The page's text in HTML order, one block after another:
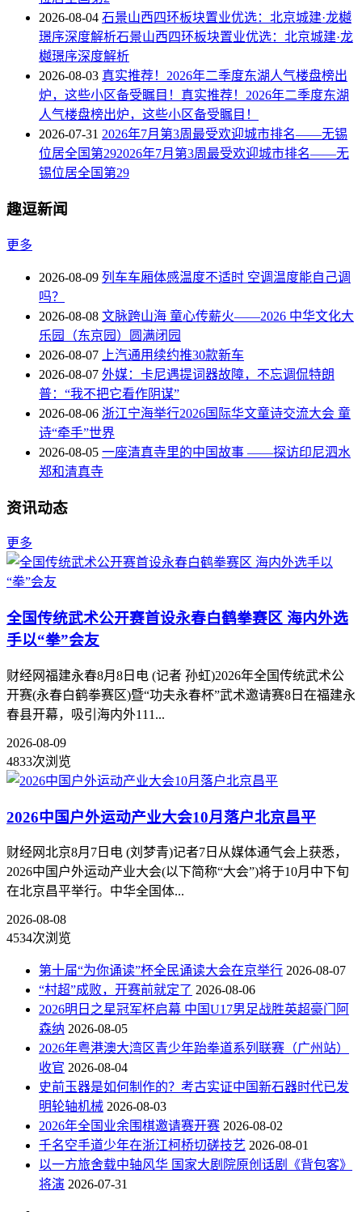
2026-08-04 石景山西四环板块置业优选：北京城建·龙樾
璟序深度解析石景山西四环板块置业优选：北京城建·龙
樾璟序深度解析
2026-08-03 真实推荐！2026年二季度东湖人气楼盘榜出
炉，这些小区备受瞩目！真实推荐！2026年二季度东湖
人气楼盘榜出炉，这些小区备受瞩目！
2026-07-31 2026年7月第3周最受欢迎城市排名——无锡
位居全国第292026年7月第3周最受欢迎城市排名——无
锡位居全国第29
趣逗新闻
更多
2026-08-09 列车车厢体感温度不适时 空调温度能自己调
吗？
2026-08-08 文脉跨山海 童心传薪火——2026 中华文化大
乐园（东京园）圆满闭园
2026-08-07
上汽通用续约推30款新车
2026-08-07 外媒：卡尼遇提词器故障，不忘调侃特朗
普：“我不把它看作阴谋”
2026-08-06 浙江宁海举行2026国际华文童诗交流大会 童
诗“牵手”世界
2026-08-05 一座清真寺里的中国故事 ——探访印尼泗水
郑和清真寺
资讯动态
更多
全国传统武术公开赛首设永春白鹤拳赛区 海内外选
手以“拳”会友
财经网福建永春8月8日电 (记者 孙虹)2026年全国传统武术公
开赛(永春白鹤拳赛区)暨“功夫永春杯”武术邀请赛8日在福建永
春县开幕，吸引海内外111...
2026-08-09
4833次浏览
2026中国户外运动产业大会10月落户北京昌平
财经网北京8月7日电 (刘梦青)记者7日从媒体通气会上获悉，
2026中国户外运动产业大会(以下简称“大会”)将于10月中下旬
在北京昌平举行。中华全国体...
2026-08-08
4534次浏览
第十届“为你诵读”杯全民诵读大会在京举行 2026-08-07
“村超”成败，开赛前就定了 2026-08-06
2026明日之星冠军杯启幕 中国U17男足战胜英超豪门阿
森纳 2026-08-05
2026年粤港澳大湾区青少年跆拳道系列联赛（广州站）
收官 2026-08-04
史前玉器是如何制作的？考古实证中国新石器时代已发
明轮轴机械 2026-08-03
2026年全国业余围棋邀请赛开赛 2026-08-02
千名空手道少年在浙江柯桥切磋技艺 2026-08-01
以一方旅舍载中轴风华 国家大剧院原创话剧《背包客》
将演 2026-07-31